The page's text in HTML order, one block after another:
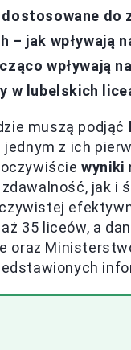
do
jak wpływają
wpływają
w lubelskich
muszą podjąć
z ich
oczywiściewyniki
jak i
35 liceów, a
oraz